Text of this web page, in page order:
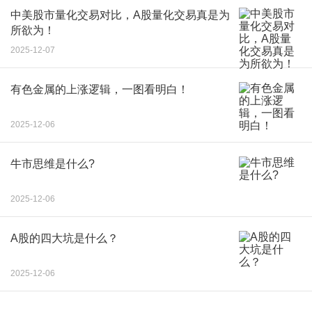
中美股市量化交易对比，A股量化交易真是为
所欲为！
2025-12-07
有色金属的上涨逻辑，一图看明白！
2025-12-06
牛市思维是什么?
2025-12-06
A股的四大坑是什么？
2025-12-06